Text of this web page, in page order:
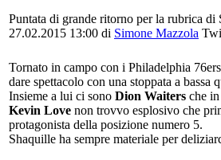
Puntata di grande ritorno per la rubrica
27.02.2015 13:00 di Simone Mazzola
Tornato in campo con i Philadelphia
dare spettacolo con una stoppata a bassa
Insieme a lui ci sono Dion Waiters che
Kevin Love non trovvo esplosivo che
protagonista della posizione numero 5.
Shaquille ha sempre materiale per